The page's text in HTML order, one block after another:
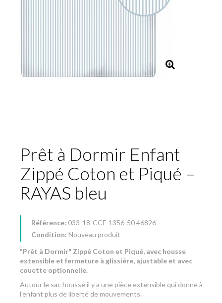
Prêt à Dormir Enfant
Zippé Coton et Piqué –
RAYAS bleu
Référence: 033-18-CCF-1356-50 46826
Condition: Nouveau produit
"Prêt à Dormir" Zippé Coton et Piqué, avec housse
extensible et fermeture à glissière, ajustable et avec
couette optionnelle.
Autour le sac housse il y a une pièce extensible qui donne à
l'enfant plus de liberté de mouvements.